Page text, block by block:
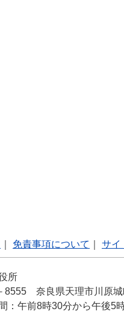
免責事項について サイ
所
8555 奈良県天理市川原
：午前8時30分から午後5